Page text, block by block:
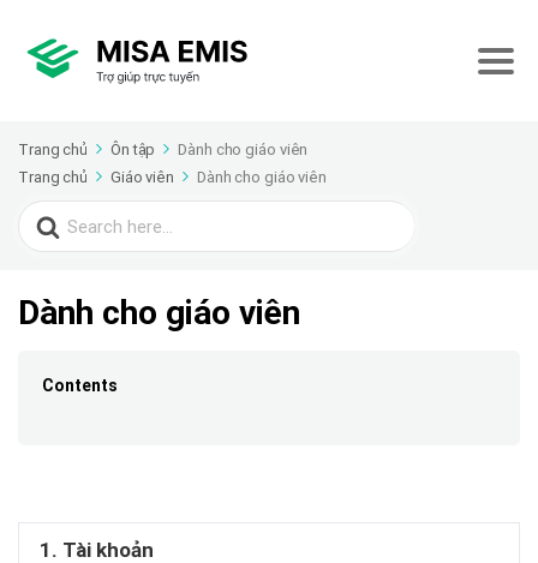
Trang chủ Ôn tập
Dành cho giáo viên
Trang chủ
Giáo viên Dành cho giáo viên
Search
for:
Dành cho giáo viên
Contents
1. Tài khoản